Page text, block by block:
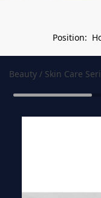
Position:
Beauty / Skin Care